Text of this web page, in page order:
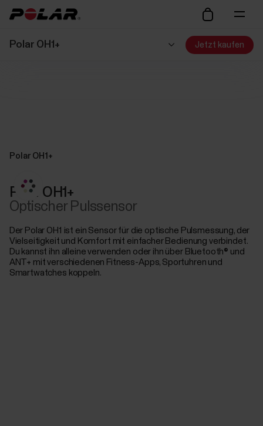
Polar OH1+ Jetzt kaufen
Polar OH1+
Polar OH1+
Optischer Pulssensor
Der Polar OH1 ist ein Sensor für die optische Pulsmessung, der
Vielseitigkeit und Komfort mit einfacher Bedienung verbindet.
Du kannst ihn alleine verwenden oder ihn über Bluetooth® und
ANT+ mit verschiedenen Fitness-Apps, Sportuhren und
Smartwatches koppeln.